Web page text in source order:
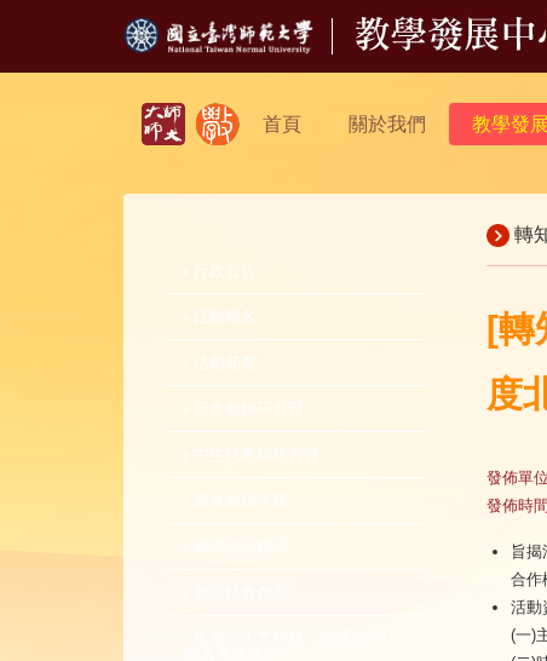
首頁 關於我們 教學發展
行政公告
活動報名
活動花絮
新進教師研習營
中生代教師研習營
轉
[轉
度
發佈單
發佈時
旨
合作
活動
(一)